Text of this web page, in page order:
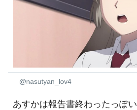
@nasutyan_lov4
あすかは報告書終わったっぽい